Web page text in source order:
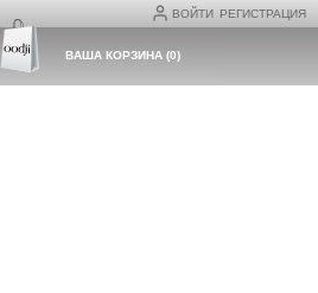
ВОЙТИ РЕГИСТРАЦИЯ
ВАША КОРЗИНА(0)